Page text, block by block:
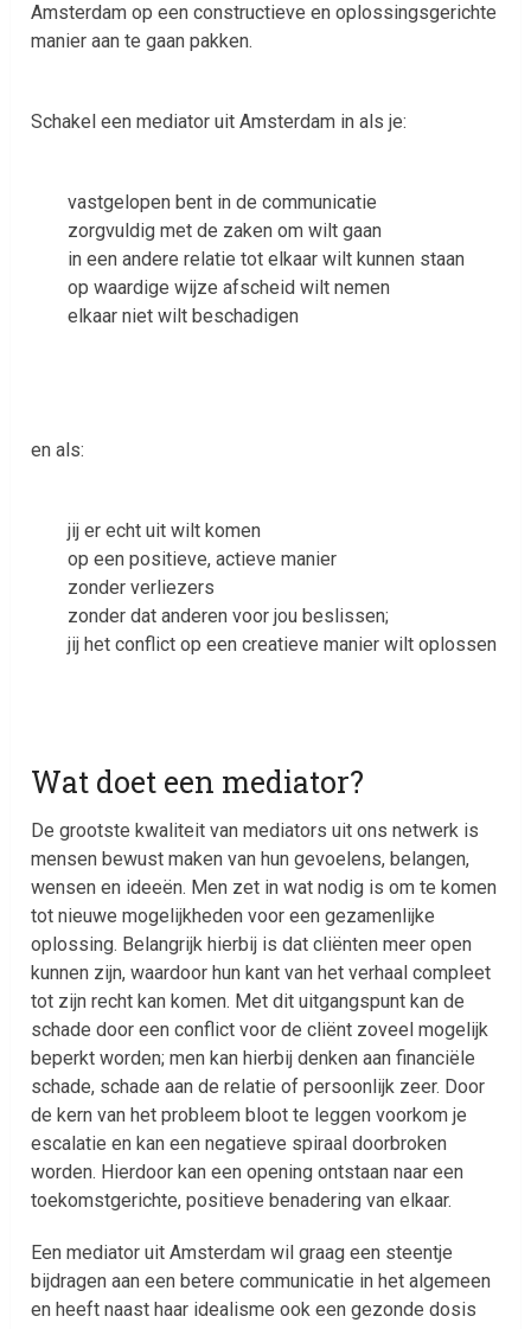
Amsterdam op een constructieve en oplossingsgerichte
manier aan te gaan pakken.
Schakel een mediator uit Amsterdam in als je:
vastgelopen bent in de communicatie
zorgvuldig met de zaken om wilt gaan
in een andere relatie tot elkaar wilt kunnen staan
op waardige wijze afscheid wilt nemen
elkaar niet wilt beschadigen
en als:
jij er echt uit wilt komen
op een positieve, actieve manier
zonder verliezers
zonder dat anderen voor jou beslissen;
jij het conflict op een creatieve manier wilt oplossen
Wat doet een mediator?
De grootste kwaliteit van mediators uit ons netwerk is
mensen bewust maken van hun gevoelens, belangen,
wensen en ideeën. Men zet in wat nodig is om te komen
tot nieuwe mogelijkheden voor een gezamenlijke
oplossing. Belangrijk hierbij is dat cliënten meer open
kunnen zijn, waardoor hun kant van het verhaal compleet
tot zijn recht kan komen. Met dit uitgangspunt kan de
schade door een conflict voor de cliënt zoveel mogelijk
beperkt worden; men kan hierbij denken aan financiële
schade, schade aan de relatie of persoonlijk zeer. Door
de kern van het probleem bloot te leggen voorkom je
escalatie en kan een negatieve spiraal doorbroken
worden. Hierdoor kan een opening ontstaan naar een
toekomstgerichte, positieve benadering van elkaar.
Een mediator uit Amsterdam wil graag een steentje
bijdragen aan een betere communicatie in het algemeen
en heeft naast haar idealisme ook een gezonde dosis